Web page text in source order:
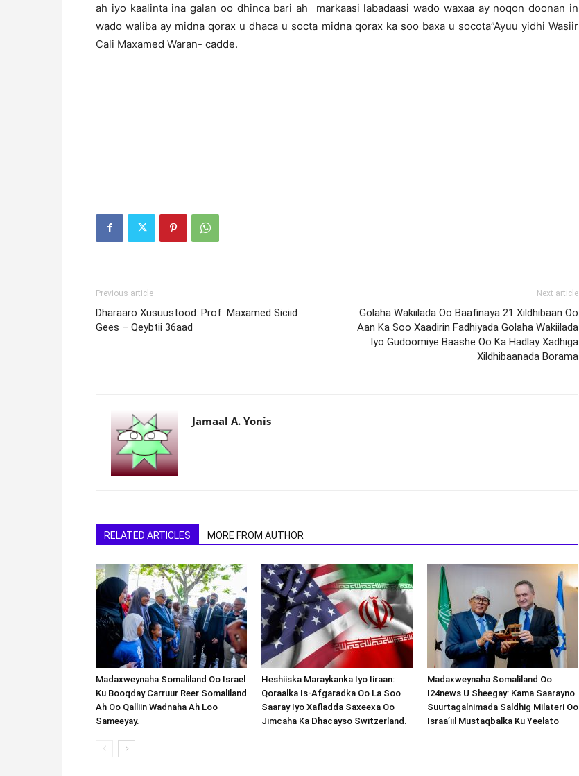
ah iyo kaalinta ina galan oo dhinca bari ah markaasi labadaasi wado waxaa ay noqon doonan in
wado waliba ay midna qorax u dhaca u socta midna qorax ka soo baxa u socota”Ayuu yidhi Wasiir
Cali Maxamed Waran- cadde.
Previous article
Dharaaro Xusuustood: Prof. Maxamed Siciid
Gees – Qeybtii 36aad
Next article
Golaha Wakiilada Oo Baafinaya 21 Xildhibaan Oo
Aan Ka Soo Xaadirin Fadhiyada Golaha Wakiilada
Iyo Gudoomiye Baashe Oo Ka Hadlay Xadhiga
Xildhibaanada Borama
Jamaal A. Yonis
RELATED ARTICLES MORE FROM AUTHOR
Madaxweynaha Somaliland Oo Israel
Ku Booqday Carruur Reer Somaliland
Ah Oo Qalliin Wadnaha Ah Loo
Sameeyay.
Heshiiska Maraykanka Iyo Iiraan:
Qoraalka Is-Afgaradka Oo La Soo
Saaray Iyo Xafladda Saxeexa Oo
Jimcaha Ka Dhacayso Switzerland.
Madaxweynaha Somaliland Oo
I24news U Sheegay: Kama Saarayno
Suurtagalnimada Saldhig Milateri Oo
Israa’iil Mustaqbalka Ku Yeelato